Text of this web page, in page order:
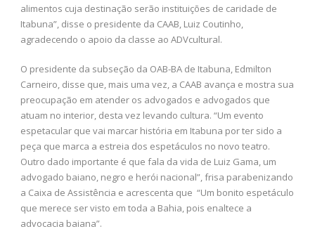
alimentos cuja destinação serão instituições de caridade de
Itabuna”, disse o presidente da CAAB, Luiz Coutinho,
agradecendo o apoio da classe ao ADVcultural.
O presidente da subseção da OAB-BA de Itabuna, Edmilton
Carneiro, disse que, mais uma vez, a CAAB avança e mostra sua
preocupação em atender os advogados e advogados que
atuam no interior, desta vez levando cultura. “Um evento
espetacular que vai marcar história em Itabuna por ter sido a
peça que marca a estreia dos espetáculos no novo teatro.
Outro dado importante é que fala da vida de Luiz Gama, um
advogado baiano, negro e herói nacional”, frisa parabenizando
a Caixa de Assistência e acrescenta que “Um bonito espetáculo
que merece ser visto em toda a Bahia, pois enaltece a
advocacia baiana”.